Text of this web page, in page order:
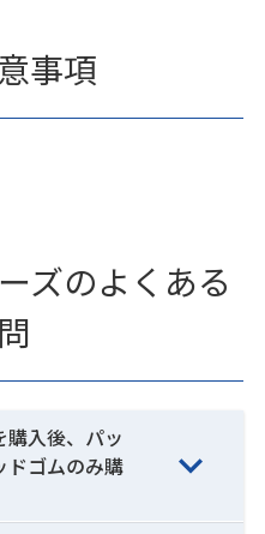
事項
ズのよくある
入後、パッ
ドゴムのみ購